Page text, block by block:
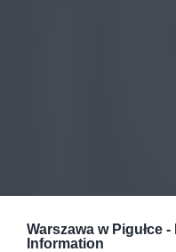
Warszawa w Pigułce -
Information